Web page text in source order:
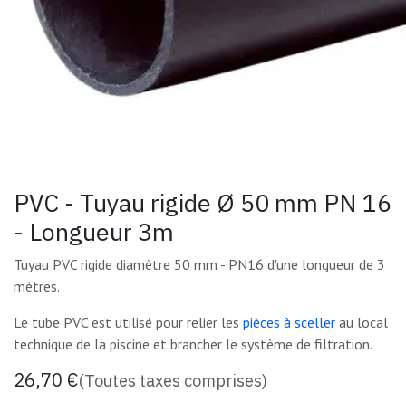
PVC - Tuyau rigide Ø 50 mm PN 16
- Longueur 3m
Tuyau PVC rigide diamètre 50 mm - PN16 d'une longueur de 3
mètres.
Le tube PVC est utilisé pour relier les pièces à sceller au local
technique de la piscine et brancher le système de filtration.
26,70 €(Toutes taxes comprises)